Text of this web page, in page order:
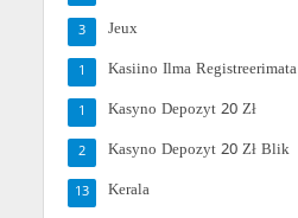
Jeux
3
Kasiino Ilma Registreerimata
1
Kasyno Depozyt 20 Zł
1
Kasyno Depozyt 20 Zł Blik
2
Kerala
13